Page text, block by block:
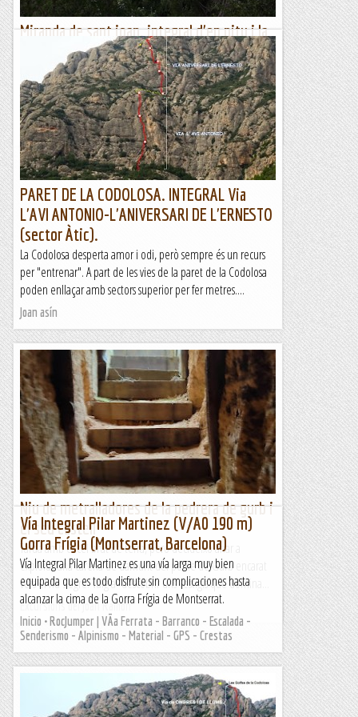
Miranda de sant joan. integral d'en pitu i la
27/03/21. Avui quedem per escalar amb el Ramón, Jesús i
José Luis per escalar després de molts mesos sense fer-ho
plegats. Volem anar a Gorros però el dia...
Joan asín
PARET DE LA CODOLOSA. INTEGRAL Via
L'AVI ANTONIO-L'ANIVERSARI DE L'ERNESTO
(sector Àtic).
La Codolosa desperta amor i odi, però sempre és un recurs
per "entrenar". A part de les vies de la paret de la Codolosa
poden enllaçar amb sectors superior per fer metres....
Joan asín
Niu de metralladores de la pedrera de gurb i
el seu castell
Tarda amb el cel brut de terra, però decideixo anar a
explorar una carena de damunt del poble de Gurb encarat
vers el riu Segre. Vaig a descobrir uns vestigis que domina...
Excursions del Joan Ramon
Vía Integral Pilar Martinez (V/A0 190 m)
Gorra Frígia (Montserrat, Barcelona)
Vía Integral Pilar Martinez es una vía larga muy bien
equipada que es todo disfrute sin complicaciones hasta
alcanzar la cima de la Gorra Frígia de Montserrat.
Inicio • RocJumper | VÃ­a Ferrata - Barranco - Escalada -
Senderismo - Alpinismo - Material - GPS - Crestas